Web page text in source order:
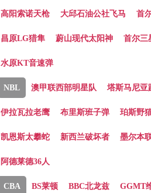
高阳索诺天枪 大邱石油公社飞马 首
昌原LG猎隼 蔚山现代太阳神 首尔三
水原KT音速弹
NBL 澳甲联西部明星队 塔斯马尼亚
伊拉瓦拉老鹰 布里斯班子弹 珀斯野
凯恩斯太攀蛇 新西兰破坏者 墨尔本
阿德莱德36人
CBA BS莱顿 BBC北龙兹 GGMT